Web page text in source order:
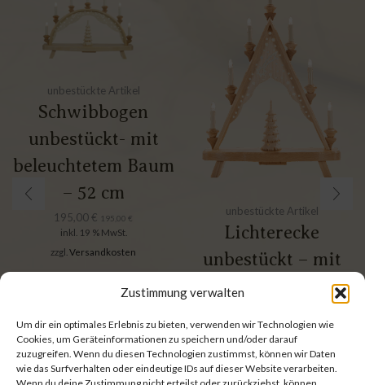
Zustimmung verwalten
Um dir ein optimales Erlebnis zu bieten, verwenden wir Technologien wie
Cookies, um Geräteinformationen zu speichern und/oder darauf
zuzugreifen. Wenn du diesen Technologien zustimmst, können wir Daten
wie das Surfverhalten oder eindeutige IDs auf dieser Website verarbeiten.
unbestückte Artikel
Schwibbogen
unbestückt- mit
beleuchtetem Baum
– 52 cm
195,00 € 195,00 €
inkl. 19 % MwSt.
zzgl. Versandkosten
unbestückte Artikel
Lichterecke
unbestückt – mit
beleuchtetem Baum
179,00€ 179,00
inkl. 19 % MwSt.
zzgl.Versandkosten